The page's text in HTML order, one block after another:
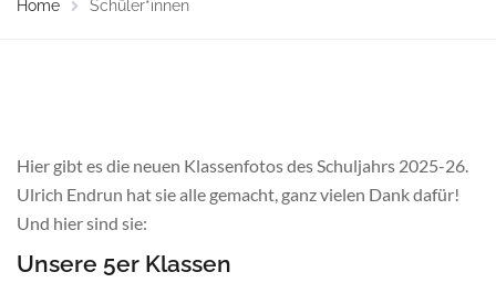
Home Schüler*innen
Hier gibt es die neuen Klassenfotos des Schuljahrs 2025-26.
Ulrich Endrun hat sie alle gemacht, ganz vielen Dank dafür!
Und hier sind sie:
Unsere 5er Klassen